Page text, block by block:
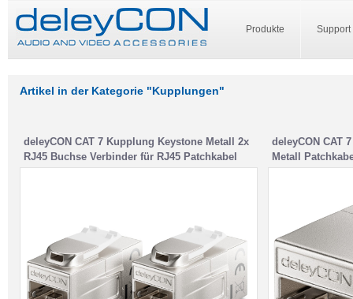
Produkte Support
Artikel in der Kategorie "Kupplungen"
deleyCON CAT 7 Kupplung Keystone Metall 2x
RJ45 Buchse Verbinder für RJ45 Patchkabel
600 MHz 10 Gbps LAN DSL Ethernet und
deleyCON CAT
Metall
Verlängerung